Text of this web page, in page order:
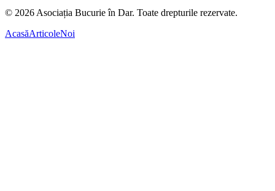
© 2026 Asociația Bucurie în Dar. Toate drepturile rezervate.
AcasăArticoleNoi